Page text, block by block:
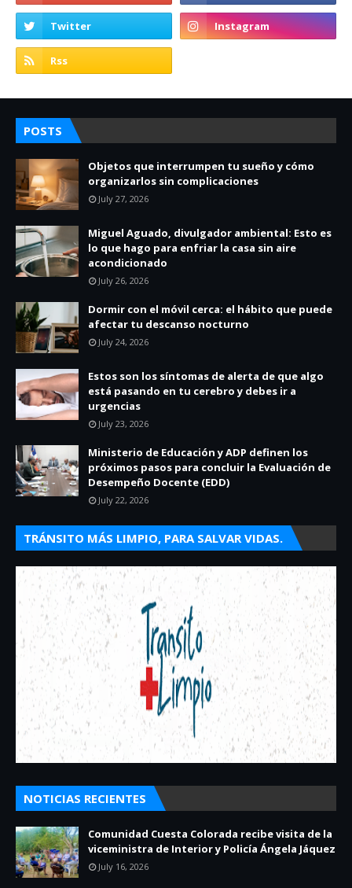
POSTS
Objetos que interrumpen tu sueño y cómo
organizarlos sin complicaciones
July 27, 2026
Miguel Aguado, divulgador ambiental: Esto es
lo que hago para enfriar la casa sin aire
acondicionado
July 26, 2026
Dormir con el móvil cerca: el hábito que puede
afectar tu descanso nocturno
July 24, 2026
Estos son los síntomas de alerta de que algo
está pasando en tu cerebro y debes ir a
urgencias
July 23, 2026
Ministerio de Educación y ADP definen los
próximos pasos para concluir la Evaluación de
Desempeño Docente (EDD)
July 22, 2026
TRÁNSITO MÁS LIMPIO, PARA SALVAR VIDAS.
NOTICIAS RECIENTES
Comunidad Cuesta Colorada recibe visita de la
viceministra de Interior y Policía Ángela Jáquez
July 16, 2026